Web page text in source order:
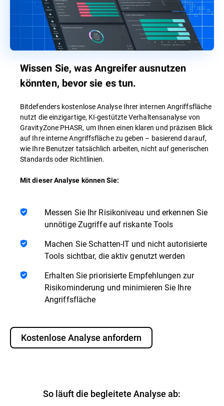
Wissen Sie, was Angreifer ausnutzen
könnten, bevor sie es tun.
Bitdefenders kostenlose Analyse Ihrer internen Angriffsfläche
nutzt die einzigartige, KI-gestützte Verhaltensanalyse von
GravityZone PHASR, um Ihnen einen klaren und präzisen Blick
auf Ihre interne Angriffsfläche zu geben – basierend darauf,
wie Ihre Benutzer tatsächlich arbeiten, nicht auf generischen
Standards oder Richtlinien.
Mit dieser Analyse können Sie:
Messen Sie Ihr Risikoniveau und erkennen Sie
unnötige Zugriffe auf riskante Tools
Machen Sie Schatten-IT und nicht autorisierte
Tools sichtbar, die aktiv genutzt werden
Erhalten Sie priorisierte Empfehlungen zur
Risikominderung und minimieren Sie Ihre
Angriffsfläche
Kostenlose Analyse anfordern
So läuft die begleitete Analyse ab: